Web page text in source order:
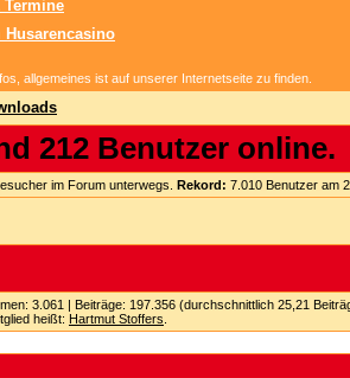
Husarencasino
allgemeines ist auf unserer Internetseite zu finden.
212 Benutzer online.
im Forum unterwegs. Rekord: 7.010 Benutzer am
3.061 | Beiträge: 197.356 (durchschnittlich 25,21
heißt: Hartmut Stoffers